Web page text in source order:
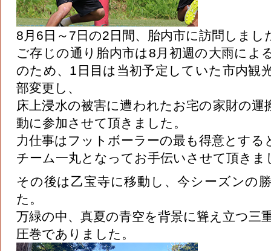
8月6日～7日の2日間、胎内市に訪問しまし
ご存じの通り胎内市は8月初週の大雨によ
のため、1日目は当初予定していた市内観
部変更し、
床上浸水の被害に遭われたお宅の家財の運
動に参加させて頂きました。
力仕事はフットボーラーの最も得意とする
チーム一丸となってお手伝いさせて頂きま
その後は乙宝寺に移動し、今シーズンの
た。
万緑の中、真夏の青空を背景に聳え立つ三
圧巻でありました。